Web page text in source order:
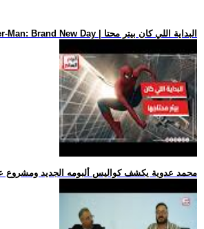
.. فيلم Spider-Man: Brand New Day | البداية اللي كان بيتر محتا
.. محمد عدوية يكشف كواليس ألبومه الجديد ومشروع